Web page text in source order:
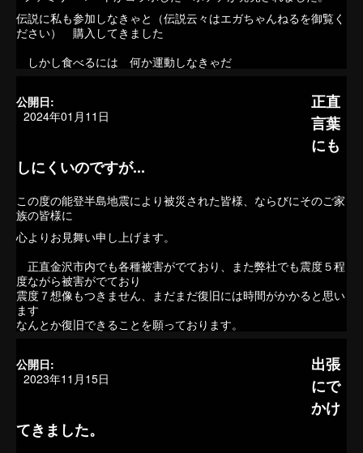
伝説に私も参加しなきゃと（伝説云々はエガちゃんねるを御覧く
ださい） 購入してきました
しかし食べるには 何か運動しなきゃだ
公開日:
2024年01月11日
正直
言葉
にも
しにくいのですが...
この度の能登半島地震により被災された皆様、ならびにそのご家
族の皆様に
心よりお見舞い申し上げます。
正直金沢市内でも各種被害がでており、また弊社でも震度５程
度ながら被害がでており
震度７想像もつきません、まだまだ復旧には時間がかかると思い
ます
なんとか復旧できることを願っております。
公開日:
2023年11月15日
出張
にで
かけ
てきました。